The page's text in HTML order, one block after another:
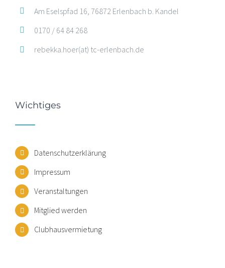
Am Eselspfad 16, 76872 Erlenbach b. Kandel
0170 / 64 84 268
rebekka.hoer(at) tc-erlenbach.de
Wichtiges
Datenschutzerklärung
Impressum
Veranstaltungen
Mitglied werden
Clubhausvermietung